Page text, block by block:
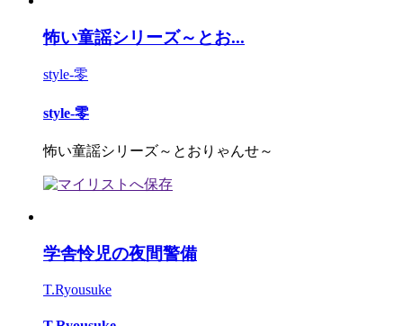
怖い童謡シリーズ～とお...
style-零
style-零
怖い童謡シリーズ～とおりゃんせ～
学舎怜児の夜間警備
T.Ryousuke